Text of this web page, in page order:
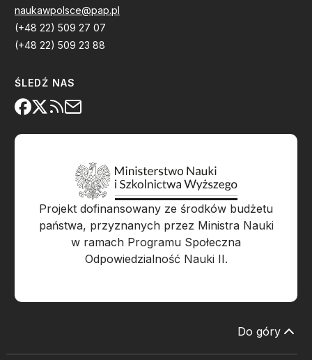
naukawpolsce@pap.pl
(+48 22) 509 27 07
(+48 22) 509 23 88
ŚLEDŹ NAS
Projekt dofinansowany ze środków budżetu
państwa, przyznanych przez Ministra Nauki
w ramach Programu Społeczna
Odpowiedzialność Nauki II.
Do góry